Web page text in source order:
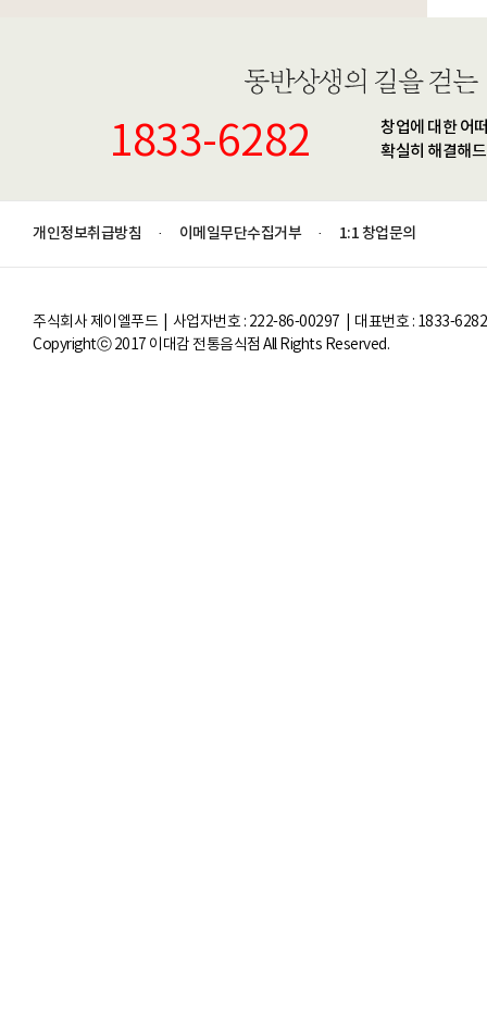
1833-6282
창업에 대한 어
확실히 해결해
개인정보취급방침 · 이메일무단수집거부 · 1:1 창업문의
주식회사 제이엘푸드 | 사업자번호 : 222-86-00297 | 대표번호 : 1833-
Copyrightⓒ 2017 이대감 전통음식점 All Rights Reserved.